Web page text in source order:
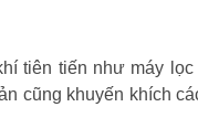
tiên tiến như máy
cũng khuyến khích